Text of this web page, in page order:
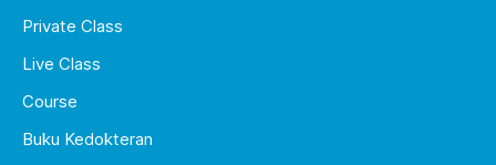
Private Class
Live Class
Course
Buku Kedokteran